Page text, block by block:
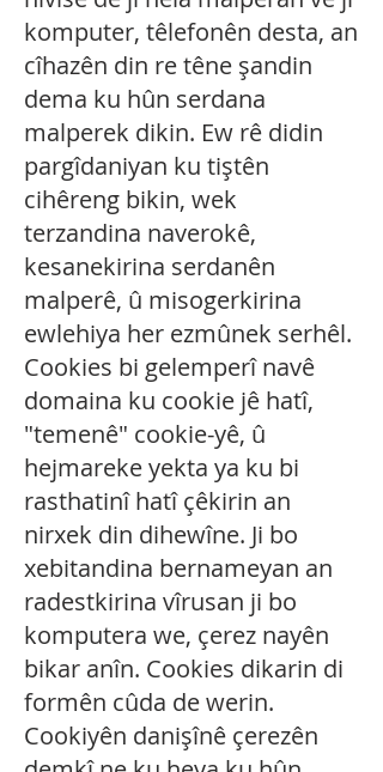
komputer, têlefonên desta, an
cîhazên din re têne şandin
dema ku hûn serdana
malperek dikin. Ew rê didin
pargîdaniyan ku tiştên
cihêreng bikin, wek
terzandina naverokê,
kesanekirina serdanên
malperê, û misogerkirina
ewlehiya her ezmûnek serhêl.
Cookies bi gelemperî navê
domaina ku cookie jê hatî,
"temenê" cookie-yê, û
hejmareke yekta ya ku bi
rasthatinî hatî çêkirin an
nirxek din dihewîne. Ji bo
xebitandina bernameyan an
radestkirina vîrusan ji bo
komputera we, çerez nayên
bikar anîn. Cookies dikarin di
formên cûda de werin.
Cookiyên danişînê çerezên